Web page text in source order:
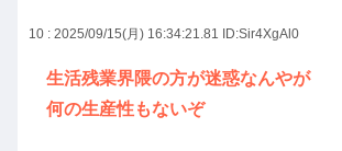
10 : 2025/09/15(月) 16:34:21.81 ID:Sir4XgAl0
生活残業界隈の方が迷惑なんやが
何の生産性もないぞ